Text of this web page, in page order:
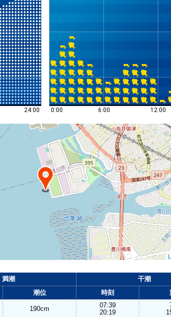
24:00 0:00 6:00 12:00
満潮
干潮
潮位 時刻
190cm
07:39
20:19